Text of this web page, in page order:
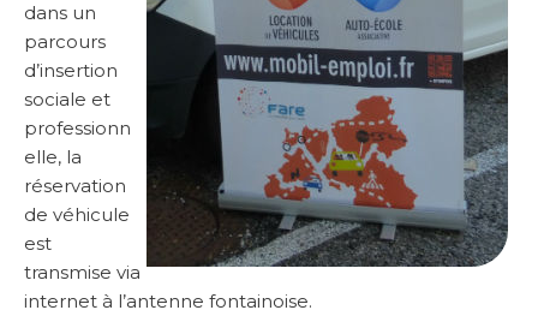
dans un
parcours
d’insertion
sociale et
professionn
elle, la
réservation
de véhicule
est
transmise via
internet à l’antenne fontainoise.